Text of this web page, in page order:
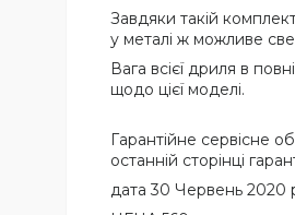
Завдяки такій
у металі ж можливе
Вага всієї дриля в
щодо цієї моделі.
Гарантійне сервісне
останній сторінці
дата 30 Червень 2020